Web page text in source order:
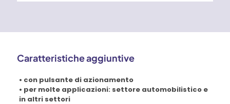
Caratteristiche aggiuntive
• con pulsante di azionamento
• per molte applicazioni: settore automobilistico e
in altri settori